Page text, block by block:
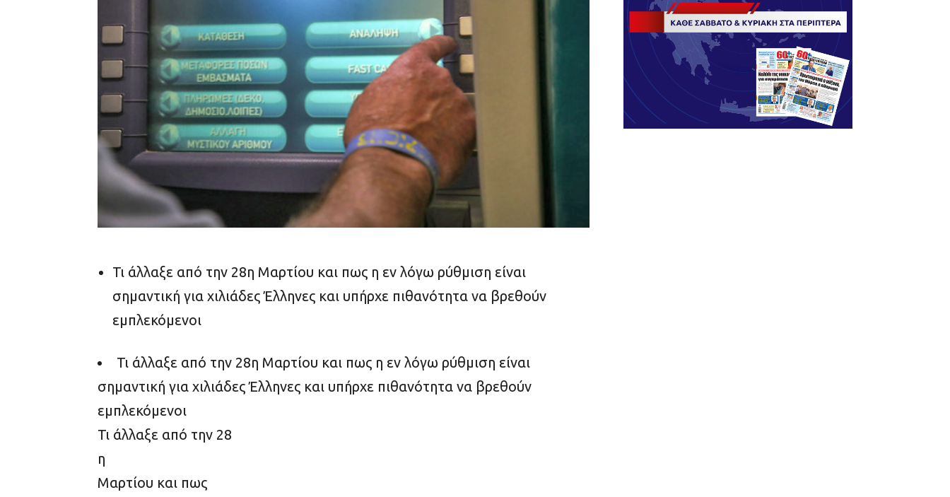
Τι άλλαξε από την 28η Μαρτίου και πως η εν λόγω ρύθμιση είναι
σημαντική για χιλιάδες Έλληνες και υπήρχε πιθανότητα να βρεθούν
εμπλεκόμενοι
Τι άλλαξε από την 28η Μαρτίου και πως η εν λόγω ρύθμιση είναι
σημαντική για χιλιάδες Έλληνες και υπήρχε πιθανότητα να βρεθούν
εμπλεκόμενοι
Τι άλλαξε από την 28
η
Μαρτίου και πως